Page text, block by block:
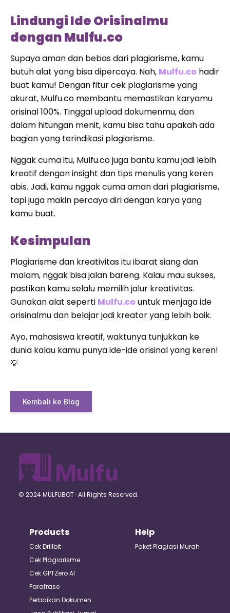
Lindungi Ide Orisinalmu
dengan Mulfu.co
Supaya aman dan bebas dari plagiarisme, kamu
butuh alat yang bisa dipercaya. Nah, Mulfu.co hadir
buat kamu! Dengan fitur cek plagiarisme yang
akurat, Mulfu.co membantu memastikan karyamu
orisinal 100%. Tinggal upload dokumenmu, dan
dalam hitungan menit, kamu bisa tahu apakah ada
bagian yang terindikasi plagiarisme.
Nggak cuma itu, Mulfu.co juga bantu kamu jadi lebih
kreatif dengan insight dan tips menulis yang keren
abis. Jadi, kamu nggak cuma aman dari plagiarisme,
tapi juga makin percaya diri dengan karya yang
kamu buat.
Kesimpulan
Plagiarisme dan kreativitas itu ibarat siang dan
malam, nggak bisa jalan bareng. Kalau mau sukses,
pastikan kamu selalu memilih jalur kreativitas.
Gunakan alat seperti Mulfu.co untuk menjaga ide
orisinalmu dan belajar jadi kreator yang lebih baik.
Ayo, mahasiswa kreatif, waktunya tunjukkan ke
dunia kalau kamu punya ide-ide orisinal yang keren!
💡
Kembali ke Blog
© 2024 MULFUBOT · All Rights Reserved.
Products
Cek Drillbit
Cek Plagiarisme
Cek GPTZero AI
Parafrase
Perbaikan Dokumen
Help
Paket Plagiasi Murah